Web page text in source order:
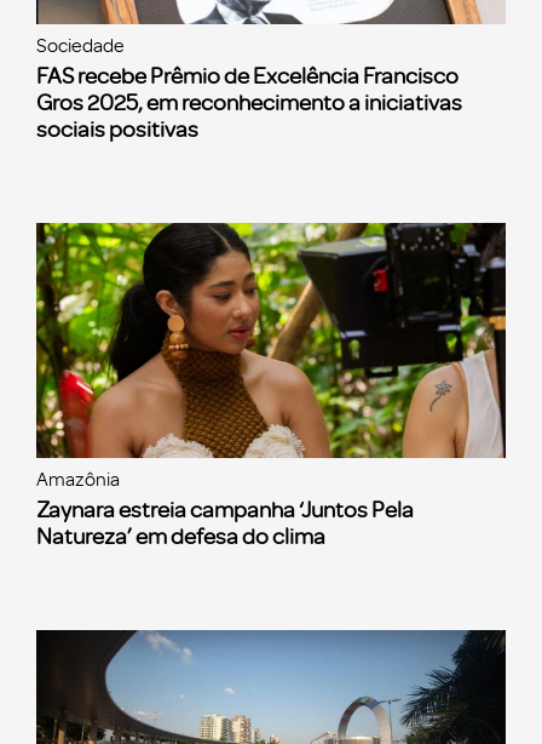
Sociedade
FAS recebe Prêmio de Excelência Francisco
Gros 2025, em reconhecimento a iniciativas
sociais positivas
Amazônia
Zaynara estreia campanha ‘Juntos Pela
Natureza’ em defesa do clima